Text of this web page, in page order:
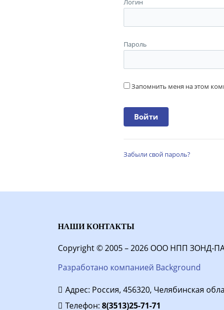
Логин
Пароль
Запомнить меня на этом
Забыли свой пароль?
НАШИ КОНТАКТЫ
Copyright © 2005 – 2026 ООО НПП ЗОНД-
Разработано компанией Background
Адрес: Россия, 456320, Челябинская
Телефон: 8(3513)25-71-71